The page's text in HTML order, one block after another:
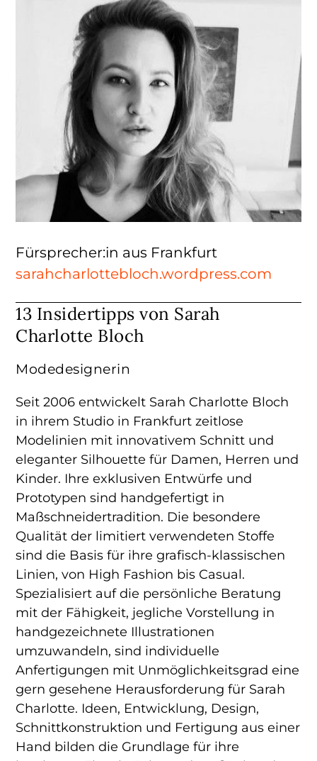
13 Insidertipps von Sarah
Charlotte Bloch
Modedesignerin
Seit 2006 entwickelt Sarah Charlotte Bloch
in ihrem Studio in Frankfurt zeitlose
Modelinien mit innovativem Schnitt und
eleganter Silhouette für Damen, Herren und
Kinder. Ihre exklusiven Entwürfe und
Prototypen sind handgefertigt in
Maßschneidertradition. Die besondere
Qualität der limitiert verwendeten Stoffe
sind die Basis für ihre grafisch-klassischen
Linien, von High Fashion bis Casual.
Spezialisiert auf die persönliche Beratung
mit der Fähigkeit, jegliche Vorstellung in
handgezeichnete Illustrationen
umzuwandeln, sind individuelle
Anfertigungen mit Unmöglichkeitsgrad eine
gern gesehene Herausforderung für Sarah
Charlotte. Ideen, Entwicklung, Design,
Schnittkonstruktion und Fertigung aus einer
Hand bilden die Grundlage für ihre
Fürsprecher:in aus Frankfurt
sarahcharlottebloch.wordpress.com